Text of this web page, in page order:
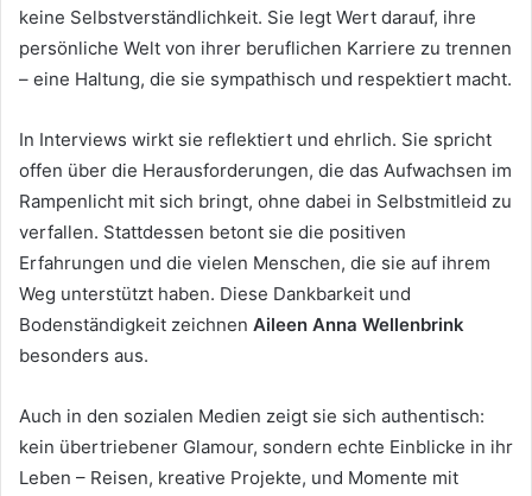
keine Selbstverständlichkeit. Sie legt Wert darauf, ihre
persönliche Welt von ihrer beruflichen Karriere zu trennen
– eine Haltung, die sie sympathisch und respektiert macht.
In Interviews wirkt sie reflektiert und ehrlich. Sie spricht
offen über die Herausforderungen, die das Aufwachsen im
Rampenlicht mit sich bringt, ohne dabei in Selbstmitleid zu
verfallen. Stattdessen betont sie die positiven
Erfahrungen und die vielen Menschen, die sie auf ihrem
Weg unterstützt haben. Diese Dankbarkeit und
Bodenständigkeit zeichnen Aileen Anna Wellenbrink
besonders aus.
Auch in den sozialen Medien zeigt sie sich authentisch:
kein übertriebener Glamour, sondern echte Einblicke in ihr
Leben – Reisen, kreative Projekte, und Momente mit